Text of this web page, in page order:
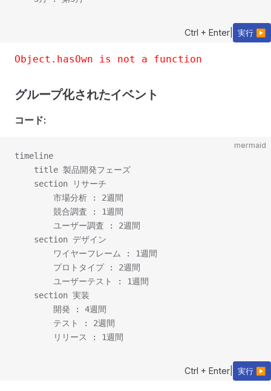
Ctrl + Enter 実行 ▶
Object.hasOwn is not a function
グループ化されたイベント
コード:
mermaid
timeline
    title 製品開発フェーズ
    section リサーチ
        市場分析 : 2週間
        競合調査 : 1週間
        ユーザー調査 : 2週間
    section デザイン
        ワイヤーフレーム : 1週間
        プロトタイプ : 2週間
        ユーザーテスト : 1週間
    section 実装
        開発 : 4週間
        テスト : 2週間
Ctrl + Enter 実行 ▶